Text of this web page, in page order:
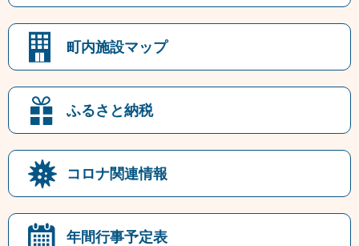
町内施設マップ
ふるさと納税
コロナ関連情報
年間行事予定表